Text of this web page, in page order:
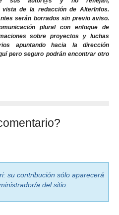
de la redacción de AlterInfos.
serán borrados sin previo aviso.
plural con enfoque de
sobre proyectos y luchas
apuntando hacia la dirección
pero seguro podrán encontrar otro
su contribución sólo aparecerá
a del sitio.